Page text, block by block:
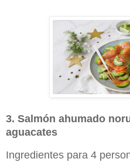
3. Salmón ahumado
aguacates
Ingredientes para 4